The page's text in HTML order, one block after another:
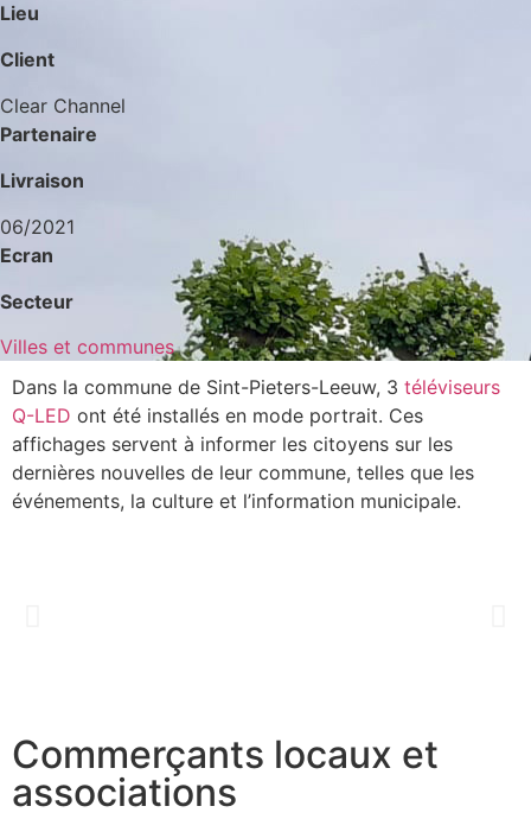
Lieu
Client
Clear Channel
Partenaire
Livraison
06/2021
Ecran
Secteur
Villes et communes
Dans la commune de Sint-Pieters-Leeuw, 3 téléviseurs
Q-LED ont été installés en mode portrait. Ces
affichages servent à informer les citoyens sur les
dernières nouvelles de leur commune, telles que les
événements, la culture et l’information municipale.
Commerçants locaux et
associations